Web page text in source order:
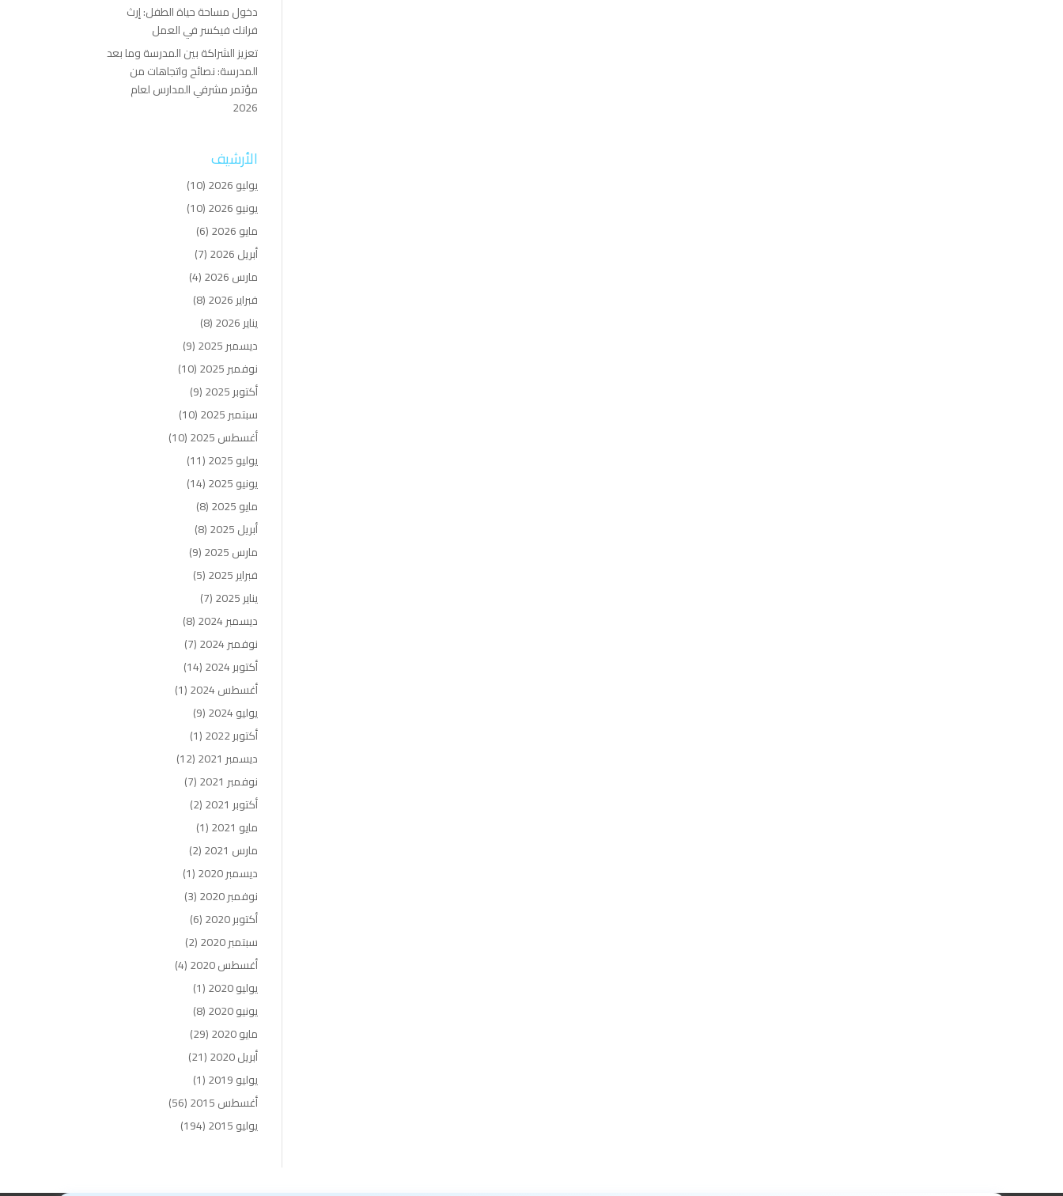
دخول مساحة حياة الطفل: إرث
فرانك فيكسر في العمل
تعزيز الشراكة بين المدرسة وما بعد
المدرسة: نصائح واتجاهات من
مؤتمر مشرفي المدارس لعام
2026
الأرشيف
يوليو 2026
(10)
يونيو 2026
(10)
مايو 2026
(6)
أبريل 2026
(7)
مارس 2026
(4)
فبراير 2026
(8)
يناير 2026
(8)
ديسمبر 2025
(9)
نوفمبر 2025
(10)
أكتوبر 2025
(9)
سبتمبر 2025
(10)
أغسطس 2025
(10)
يوليو 2025
(11)
يونيو 2025
(14)
مايو 2025
(8)
أبريل 2025
(8)
مارس 2025
(9)
فبراير 2025
(5)
يناير 2025
(7)
ديسمبر 2024
(8)
نوفمبر 2024
(7)
أكتوبر 2024
(14)
أغسطس 2024
(1)
يوليو 2024
(9)
أكتوبر 2022
(1)
ديسمبر 2021
(12)
نوفمبر 2021
(7)
أكتوبر 2021
(2)
مايو 2021
(1)
مارس 2021
(2)
ديسمبر 2020
(1)
نوفمبر 2020
(3)
أكتوبر 2020
(6)
سبتمبر 2020
(2)
أغسطس 2020
(4)
يوليو 2020
(1)
يونيو 2020
(8)
مايو 2020
(29)
أبريل 2020
(21)
يوليو 2019
(1)
أغسطس 2015
(56)
يوليو 2015
(194)